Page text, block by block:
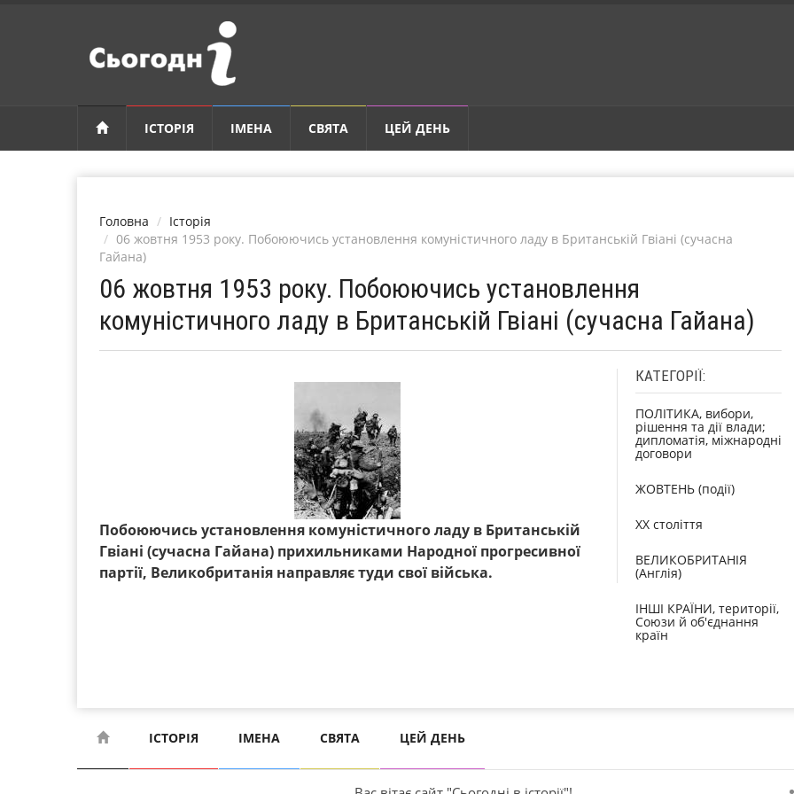
ІСТОРІЯ ІМЕНА СВЯТА ЦЕЙ ДЕНЬ
Головна
Історія
06 жовтня 1953 року. Побоюючись установлення комуністичного ладу в Британській Гвіані (сучасна
Гайана)
06 жовтня 1953 року. Побоюючись установлення
комуністичного ладу в Британській Гвіані (сучасна Гайана)
Побоюючись установлення комуністичного ладу в Британській
Гвіані (сучасна Гайана) прихильниками Народної прогресивної
партії, Великобританія направляє туди свої війська.
КАТЕГОРІЇ:
ПОЛІТИКА, вибори,
рішення та дії влади;
дипломатія, міжнародні
договори
ЖОВТЕНЬ (події)
XX століття
ВЕЛИКОБРИТАНІЯ
(Англія)
ІНШІ КРАЇНИ, території,
Союзи й об'єднання
країн
ІСТОРІЯ ІМЕНА СВЯТА ЦЕЙ ДЕНЬ